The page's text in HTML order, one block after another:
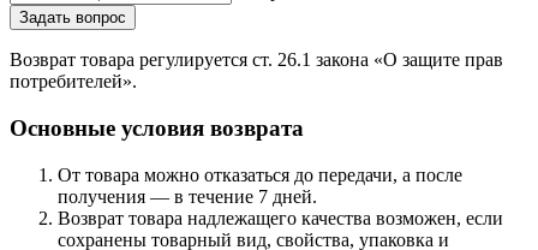
Задать вопрос
Возврат товара регулируется ст. 26.1 закона «О защите прав
потребителей».
Основные условия возврата
От товара можно отказаться до передачи, а после
получения — в течение 7 дней.
Возврат товара надлежащего качества возможен, если
сохранены товарный вид, свойства, упаковка и